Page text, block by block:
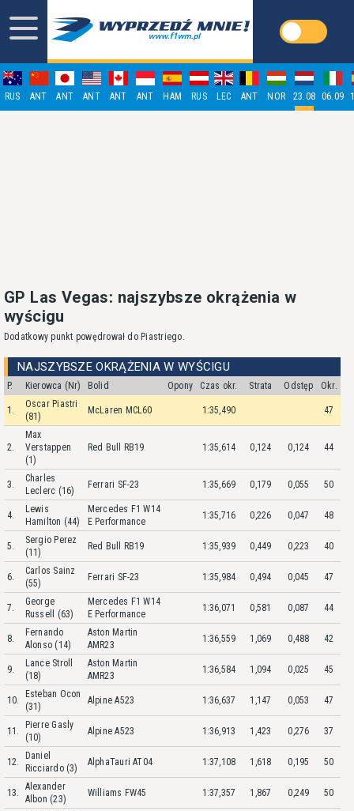
RUS ANT ANT ANT ANT ANT HAM RUS LEC ANT NOR 23.08 06.09
GP Las Vegas: najszybsze okrążenia w
wyścigu
Dodatkowy punkt powędrował do Piastriego.
NAJSZYBSZE OKRĄŻENIA W WYŚCIGU
P. Kierowca (Nr) Bolid Opony Czas okr. Strata Odstęp Okr.
1.
Oscar Piastri
(81)
McLaren MCL60 1:35,490 47
2.
Max
Verstappen
(1)
Red Bull RB19 1:35,614 0,124 0,124 44
3.
Charles
Leclerc (16)
Ferrari SF-23 1:35,669 0,179 0,055 50
4.
Lewis
Hamilton (44)
Mercedes F1 W14
E Performance
1:35,716 0,226 0,047 48
5.
Sergio Perez
(11)
Red Bull RB19 1:35,939 0,449 0,223 40
6.
Carlos Sainz
(55)
Ferrari SF-23 1:35,984 0,494 0,045 47
7.
George
Russell (63)
Mercedes F1 W14
E Performance
1:36,071 0,581 0,087 44
8.
Fernando
Alonso (14)
Aston Martin
AMR23
1:36,559 1,069 0,488 42
9.
Lance Stroll
(18)
Aston Martin
AMR23
1:36,584 1,094 0,025 45
10.
Esteban Ocon
(31)
Alpine A523 1:36,637 1,147 0,053 47
11.
Pierre Gasly
(10)
Alpine A523 1:36,913 1,423 0,276 37
12.
Daniel
Ricciardo (3)
AlphaTauri AT04 1:37,108 1,618 0,195 50
13.
Alexander
Albon (23)
Williams FW45 1:37,357 1,867 0,249 50